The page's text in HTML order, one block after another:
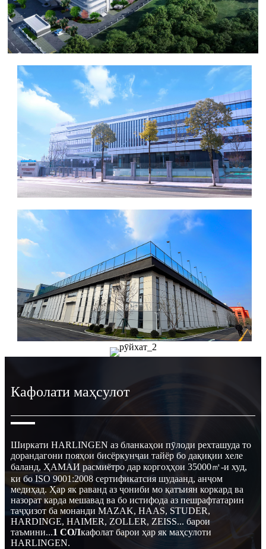
Кафолати маҳсулот
Ширкати HARLINGEN аз бланкаҳои пӯлоди рехташуда то
дорандагони пояҳои бисёркунҷаи тайёр бо дақиқии хеле
баланд, ҲАМАИ расмиётро дар коргоҳҳои 35000㎡-и худ,
ки бо ISO 9001:2008 сертификатсия шудаанд, анҷом
медиҳад. Ҳар як раванд аз ҷониби мо қатъиян коркард ва
назорат карда мешавад ва бо истифода аз пешрафтатарин
таҷҳизот ба монанди MAZAK, HAAS, STUDER,
HARDINGE, HAIMER, ZOLLER, ZEISS... барои
таъмини...1 СОЛкафолат барои ҳар як маҳсулоти
HARLINGEN.